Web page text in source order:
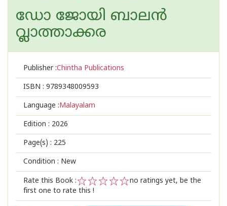
ഡോ ജോയി ബാലന്‍
വ്ലാത്താക്കര
Publisher :Chintha Publications
ISBN : 9789348009593
Language :Malayalam
Edition : 2026
Page(s) : 225
Condition : New
Rate this Book :
2
1
no ratings yet, be the
first one to rate this !